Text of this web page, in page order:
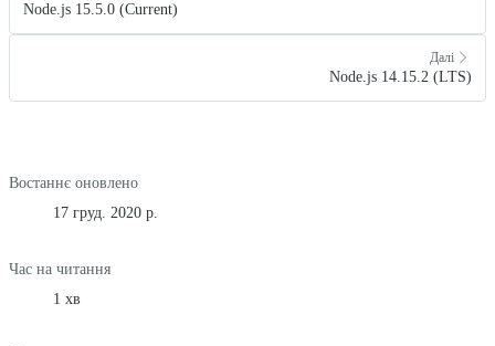
Node.js 15.5.0 (Current)
Далі
Node.js 14.15.2 (LTS)
Востаннє оновлено
17 груд. 2020 р.
Час на читання
1 хв